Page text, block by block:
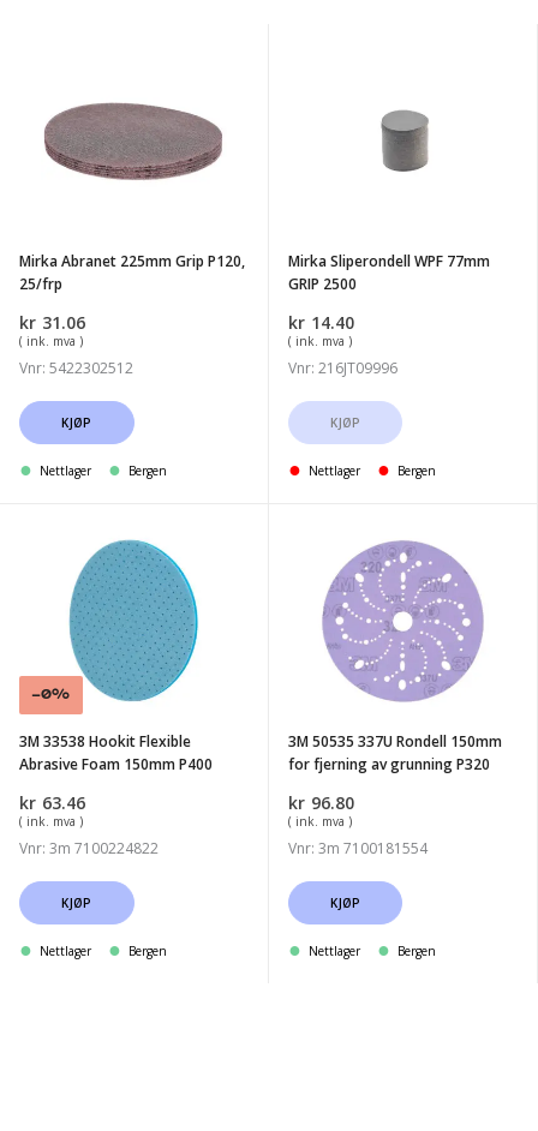
225mm
Grip
Mirka Abranet 225mm Grip P120,
25/frp
kr 31.06
( ink. mva )
Vnr: 5422302512
KJØP
Nettlager Bergen
Mirka Sliperondell WPF 77mm
GRIP 2500
kr 14.40
( ink. mva )
Vnr: 216JT09996
KJØP
Nettlager Bergen
Hookit
Flexible
Abrasive
Foam
150mm
P400
-0%
3M 33538 Hookit Flexible
Abrasive Foam 150mm P400
kr 63.46
( ink. mva )
Vnr: 3m 7100224822
KJØP
Nettlager Bergen
50535
337U
Rondell
150mm
av
grunning
P320
3M 50535 337U Rondell 150mm
for fjerning av grunning P320
kr 96.80
( ink. mva )
Vnr: 3m 7100181554
KJØP
Nettlager Bergen